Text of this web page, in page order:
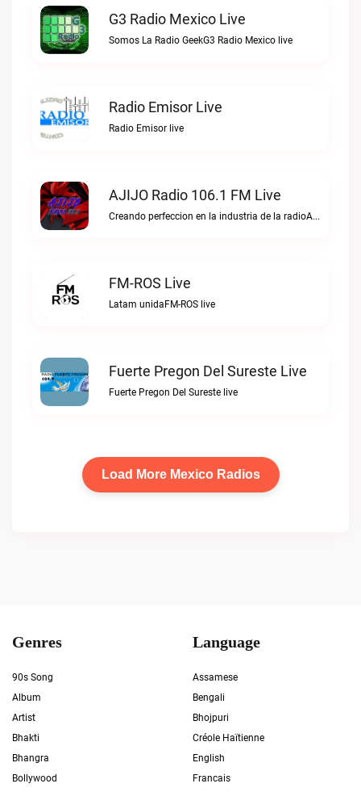
G3 Radio Mexico Live
Somos La Radio GeekG3 Radio Mexico live
Radio Emisor Live
Radio Emisor live
AJIJO Radio 106.1 FM Live
Creando perfeccion en la industria de la radioAJIJO Radio 106.1 FM live
FM-ROS Live
Latam unidaFM-ROS live
Fuerte Pregon Del Sureste Live
Fuerte Pregon Del Sureste live
Load More Mexico Radios
Genres
90s Song
Album
Artist
Bhakti
Bhangra
Bollywood
Language
Assamese
Bengali
Bhojpuri
Créole Haïtienne
English
Francais